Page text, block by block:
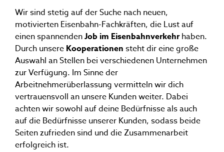
Wir sind stetig auf der Suche nach neuen,
motivierten Eisenbahn-Fachkräften, die Lust auf
einen spannendenJob im Eisenbahnverkehrhaben.
Durch unsere Kooperationen steht dir eine große
Auswahl an Stellen bei verschiedenen Unternehmen
zur Verfügung. Im Sinne der
Arbeitnehmerüberlassung vermitteln wir dich
vertrauensvoll an unsere Kunden weiter. Dabei
achten wir sowohl auf deine Bedürfnisse als auch
auf die Bedürfnisse unserer Kunden, sodass beide
Seiten zufrieden sind und die Zusammenarbeit
erfolgreich ist.